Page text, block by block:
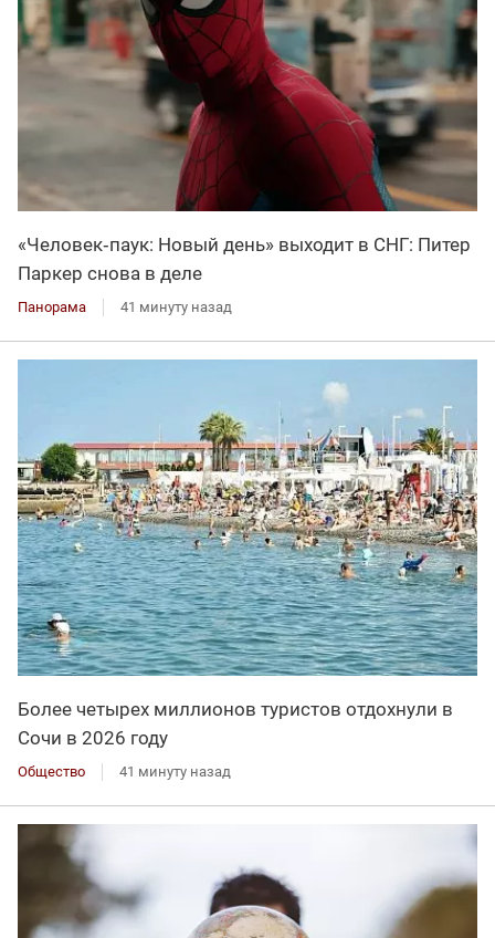
«Человек‑паук: Новый день» выходит в СНГ: Питер
Паркер снова в деле
Панорама 41 минуту назад
Более четырех миллионов туристов отдохнули в
Сочи в 2026 году
Общество 41 минуту назад